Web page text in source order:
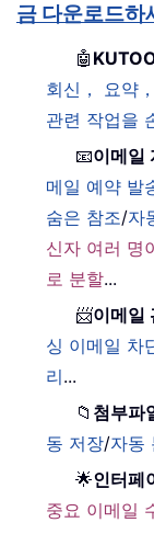
금 다운로드하
🤖
회신， 요약
관련 작업을
📧이메일
메일 예약 발
숨은 참조/자
신자 여러 명
로 분할...
📨이메일
싱 이메일 차
리...
📁 첨부파
동 저장/자동
🌟인터페
중요 이메일